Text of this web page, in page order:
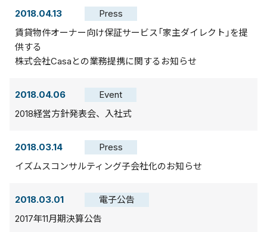
2018.04.13
Press
賃貸物件オーナー向け保証サービス「家主ダイレクト」を提
供する
株式会社Casaとの業務提携に関するお知らせ
2018.04.06
Event
2018経営方針発表会、入社式
2018.03.14
Press
イズムスコンサルティング子会社化のお知らせ
2018.03.01
電子公告
2017年11月期決算公告